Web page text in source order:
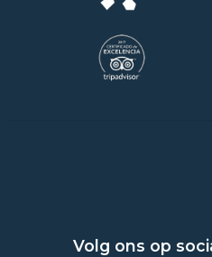
Volg ons op